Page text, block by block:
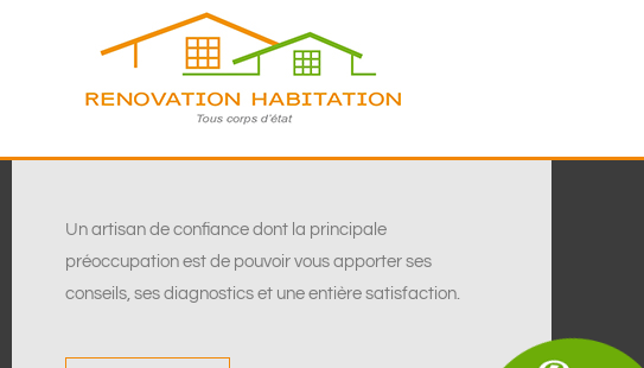
Un artisan de confiance dont la principale
préoccupation est de pouvoir vous apporter ses
conseils, ses diagnostics et une entière satisfaction.